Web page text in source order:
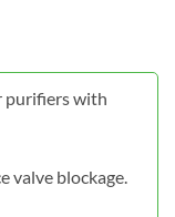
purifiers with
valve blockage.